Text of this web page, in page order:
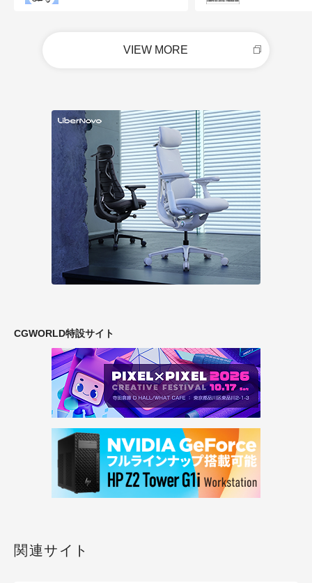
VIEW MORE
CGWORLD特設サイト
関連サイト